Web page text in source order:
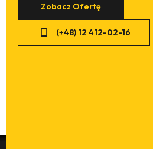
Zobacz Ofertę
(+48) 12 412-02-16